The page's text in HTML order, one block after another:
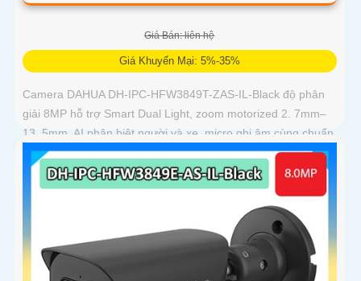
Giá Bán: liên hệ
Giá Khuyến Mại: 5%-35%
Camera DAHUA DH-IPC-HFW3849T-ZAS-IL-Black độ phân
giải 8MP hỗ trợ Smart Dual Light, zoom motorized 2. 7mm–
13. 5mm, AI phân biệt người và xe, micro ghi âm cùng chuẩn
IP67 chống bụi nước